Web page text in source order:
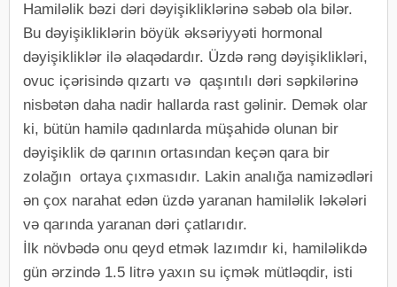
Hamiləlik bəzi dəri dəyişikliklərinə səbəb ola bilər.
Bu dəyişikliklərin böyük əksəriyyəti hormonal
dəyişikliklər ilə əlaqədardır. Üzdə rəng dəyişiklikləri,
ovuc içərisində qızartı və qaşıntılı dəri səpkilərinə
nisbətən daha nadir hallarda rast gəlinir. Demək olar
ki, bütün hamilə qadınlarda müşahidə olunan bir
dəyişiklik də qarının ortasından keçən qara bir
zolağın ortaya çıxmasıdır. Lakin analığa namizədləri
ən çox narahat edən üzdə yaranan hamiləlik ləkələri
və qarında yaranan dəri çatlarıdır.
İlk növbədə onu qeyd etmək lazımdır ki, hamiləlikdə
gün ərzində 1.5 litrə yaxın su içmək mütləqdir, isti